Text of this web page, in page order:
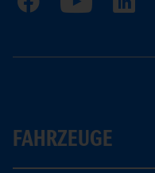
FAHRZEUGE